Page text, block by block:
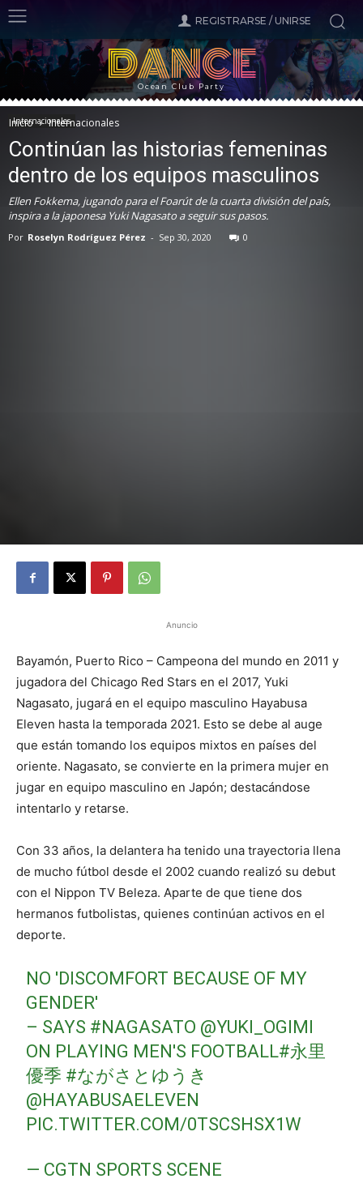
REGISTRARSE / UNIRSE
DANCE
Ocean Club Party
Inicio Internacionales
Internacionales
Continúan las historias femeninas
dentro de los equipos masculinos
Ellen Fokkema, jugando para el Foarút de la cuarta división del país,
inspira a la japonesa Yuki Nagasato a seguir sus pasos.
Por Roselyn Rodríguez Pérez - Sep 30, 2020 0
Anuncio
Bayamón, Puerto Rico – Campeona del mundo en 2011 y
jugadora del Chicago Red Stars en el 2017, Yuki
Nagasato, jugará en el equipo masculino Hayabusa
Eleven hasta la temporada 2021. Esto se debe al auge
que están tomando los equipos mixtos en países del
oriente. Nagasato, se convierte en la primera mujer en
jugar en equipo masculino en Japón; destacándose
intentarlo y retarse.
Con 33 años, la delantera ha tenido una trayectoria llena
de mucho fútbol desde el 2002 cuando realizó su debut
con el Nippon TV Beleza. Aparte de que tiene dos
hermanos futbolistas, quienes continúan activos en el
deporte.
NO 'DISCOMFORT BECAUSE OF MY
GENDER'
– SAYS #NAGASATO @YUKI_OGIMI
ON PLAYING MEN'S FOOTBALL#永里
優季 #ながさとゆうき
@HAYABUSAELEVEN
PIC.TWITTER.COM/0TSCSHSX1W
— CGTN SPORTS SCENE